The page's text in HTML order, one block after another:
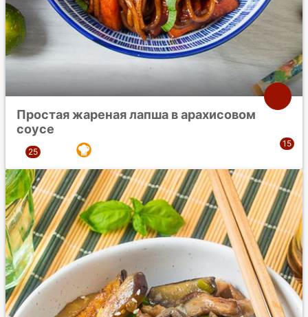
Простая жареная лапша в арахисовом
соусе